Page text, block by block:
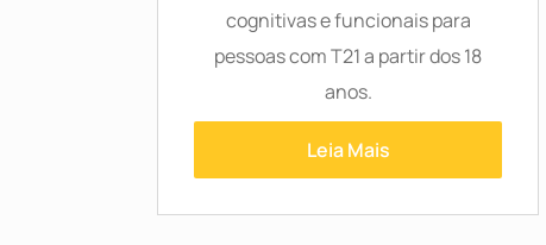
cognitivas e funcionais para
pessoas com T21 a partir dos 18
anos.
Leia Mais